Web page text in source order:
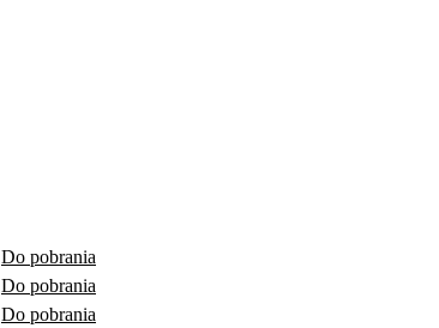
Do pobrania
Do pobrania
Do pobrania